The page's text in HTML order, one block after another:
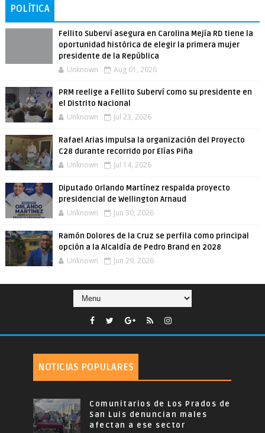
POLÍTICA
Fellito Suberví asegura en Carolina Mejía RD tiene la
oportunidad histórica de elegir la primera mujer
presidente de la República
Unknown Aug 01, 2026
PRM reelige a Fellito Suberví como su presidente en
el Distrito Nacional
Unknown Jul 23, 2026
Rafael Arias impulsa la organización del Proyecto
C28 durante recorrido por Elías Piña
Unknown Jul 14, 2026
Diputado Orlando Martínez respalda proyecto
presidencial de Wellington Arnaud
Unknown Jun 30, 2026
Ramón Dolores de la Cruz se perfila como principal
opción a la Alcaldía de Pedro Brand en 2028
Unknown Jun 29, 2026
NOTICIAS POPULARES
Comunitarios de Los Prados de
San Luis denuncian males
afectan a ese sector